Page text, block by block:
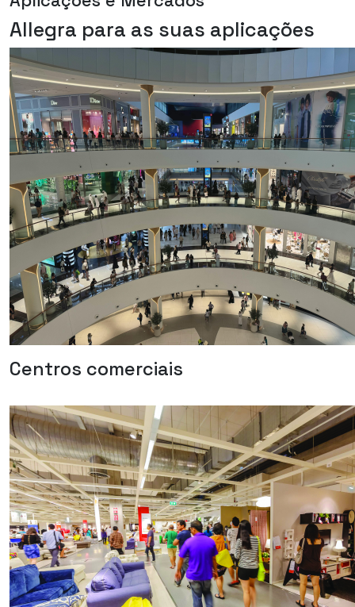
Allegra para as suas aplicações
Centros comerciais